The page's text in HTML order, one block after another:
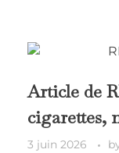
Article de
cigarettes,
3 juin 2026